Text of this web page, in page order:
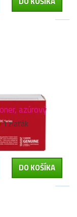
azúrový
1 zlaťák
DO KOŠÍKA